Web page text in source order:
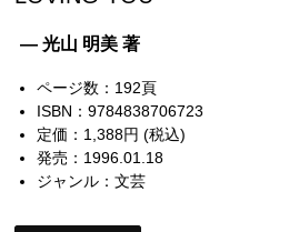
— 光山 明美 著
ページ数：192頁
ISBN：9784838706723
定価：1,388円 (税込)
発売：1996.01.18
ジャンル： 文芸